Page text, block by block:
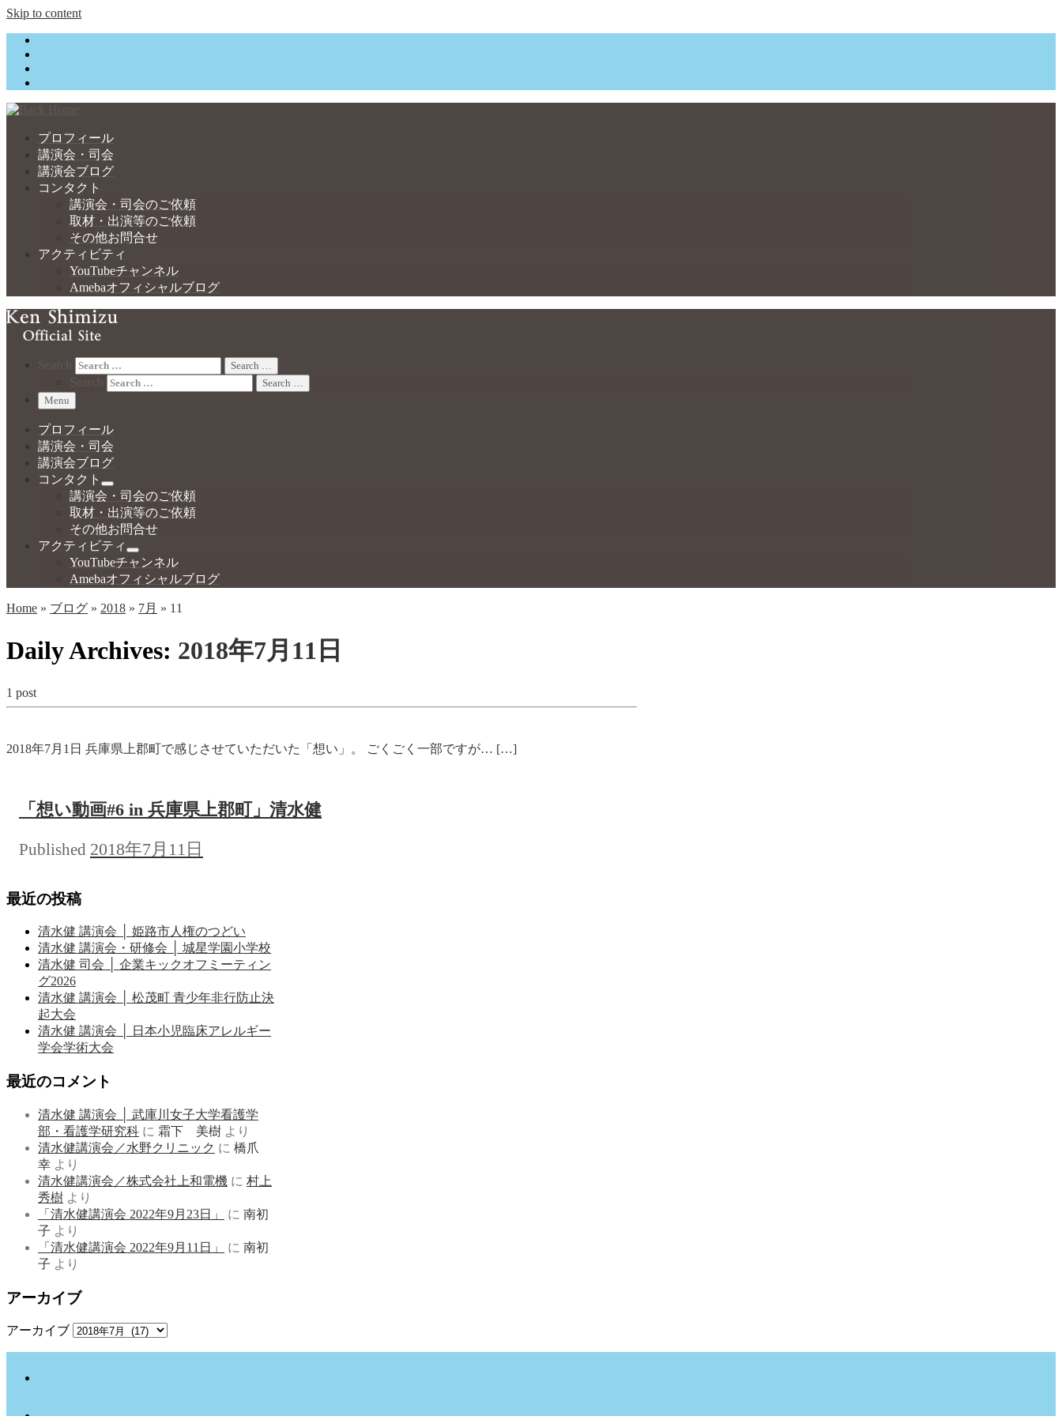
Skip to content
プロフィール
講演会・司会
講演会ブログ
コンタクト
講演会・司会のご依頼
取材・出演等のご依頼
その他お問合せ
アクティビティ
YouTubeチャンネル
Amebaオフィシャルブログ
Search Search …
Search
Search …
Menu
プロフィール
講演会・司会
講演会ブログ
コンタクト
講演会・司会のご依頼
取材・出演等のご依頼
その他お問合せ
アクティビティ
YouTubeチャンネル
Amebaオフィシャルブログ
Home » ブログ » 2018 » 7月 » 11
Daily Archives: 2018年7月11日
1 post
2018年7月1日 兵庫県上郡町で感じさせていただいた「想い」。 ごくごく一部ですが… […]
「想い動画#6 in 兵庫県上郡町」清水健
Published 2018年7月11日
最近の投稿
清水健 講演会 │ 姫路市人権のつどい
清水健 講演会・研修会 │ 城星学園小学校
清水健 司会 │ 企業キックオフミーティン
グ2026
清水健 講演会 │ 松茂町 青少年非行防止決
起大会
清水健 講演会 │ 日本小児臨床アレルギー
学会学術大会
最近のコメント
清水健 講演会 │ 武庫川女子大学看護学
部・看護学研究科 に 霜下 美樹 より
清水健講演会／水野クリニック に 橋爪
幸 より
清水健講演会／株式会社上和電機 に 村上
秀樹 より
「清水健講演会 2022年9月23日」
に 南初
子 より
「清水健講演会 2022年9月11日」
に 南初
子 より
アーカイブ
アーカイブ